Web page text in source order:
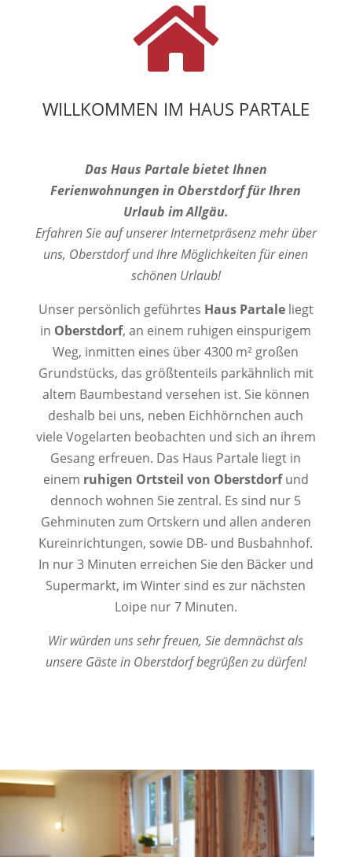

WILLKOMMEN IM HAUS PARTALE
Das Haus Partale bietet Ihnen
Ferienwohnungen in Oberstdorf für Ihren
Urlaub im Allgäu.
Erfahren Sie auf unserer Internetpräsenz mehr über
uns, Oberstdorf und Ihre Möglichkeiten für einen
schönen Urlaub!
Unser persönlich geführtes Haus Partaleliegt
in Oberstdorf, an einem ruhigen einspurigem
Weg, inmitten eines über 4300 m² großen
Grundstücks, das größtenteils parkähnlich mit
altem Baumbestand versehen ist. Sie können
deshalb bei uns, neben Eichhörnchen auch
viele Vogelarten beobachten und sich an ihrem
Gesang erfreuen. Das Haus Partale liegt in
einem ruhigen Ortsteil von Oberstdorfund
dennoch wohnen Sie zentral. Es sind nur 5
Gehminuten zum Ortskern und allen anderen
Kureinrichtungen, sowie DB- und Busbahnhof.
In nur 3 Minuten erreichen Sie den Bäcker und
Supermarkt, im Winter sind es zur nächsten
Loipe nur 7 Minuten.
Wir würden uns sehr freuen, Sie demnächst als
unsere Gäste in Oberstdorf begrüßen zu dürfen!